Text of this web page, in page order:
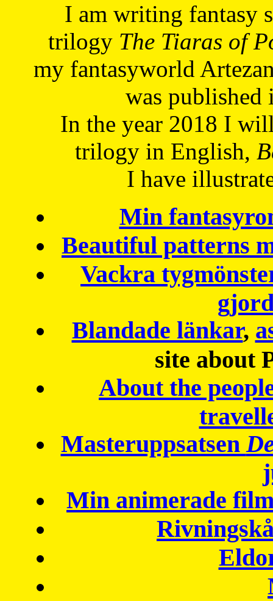
I am writing fantasy
trilogy The Tiaras of
my fantasyworld
was published
In the year 2018 I
trilogy in English,
I have
Min
Beautiful patterns
Vackra
Blandade länkar,
site about
About the
Masteruppsatsen
Min animerade